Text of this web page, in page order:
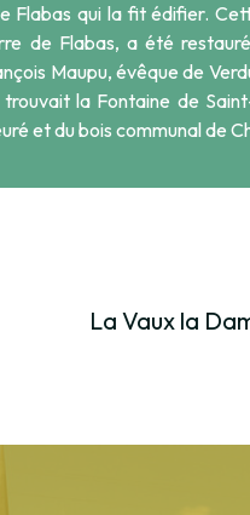
Flabas qui la fit édifier.
de Flabas, a été
Maupu, évêque de
la Fontaine de
et du bois communal de
La Vaux la